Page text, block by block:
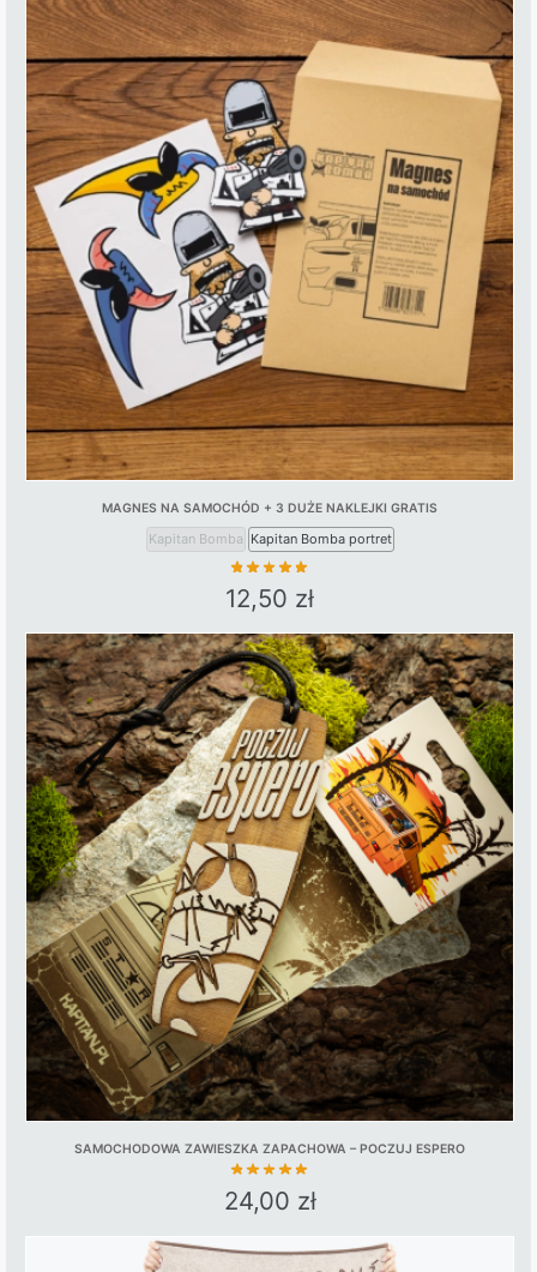
MAGNES NA SAMOCHÓD + 3 DUŻE NAKLEJKI GRATIS
Kapitan Bomba Kapitan Bomba portret
12,50 zł
This
product
has
multiple
variants.
The
options
may
chosen
on
the
product
page
SAMOCHODOWA ZAWIESZKA ZAPACHOWA – POCZUJ ESPERO
24,00 zł